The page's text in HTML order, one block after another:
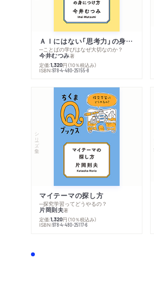
ＡＩにはない「思考力」の身につけ方
─ことばの学びはなぜ大切なのか？
今井むつみ著
定価:1,320円 （10％税込み）
ISBN:978-4-480-25155-8
シリーズ・全集
マイテーマの探し方
─探究学習ってどうやるの？
片岡則夫著
定価:1,320円 （10％税込み）
ISBN:978-4-480-25117-6